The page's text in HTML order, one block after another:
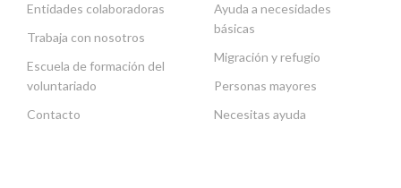
Entidades colaboradoras
Trabaja con nosotros
Escuela de formación del
voluntariado
Contacto
Ayuda a necesidades
básicas
Migración y refugio
Personas mayores
Necesitas ayuda